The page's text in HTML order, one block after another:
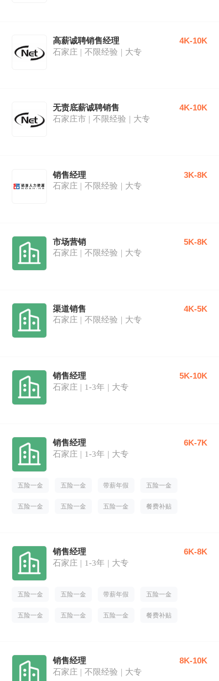
高薪诚聘销售经理
石家庄
不限经验 大专
4K-10K
无责底薪诚聘销售
石家庄市
不限经验 大专
4K-10K
销售经理
石家庄
不限经验 大专
3K-8K
市场营销
石家庄
不限经验 大专
5K-8K
渠道销售
石家庄
不限经验 大专
4K-5K
销售经理
石家庄
1-3年 大专
5K-10K
销售经理
石家庄
1-3年 大专
6K-7K
五险一金 五险一金 带薪年假 五险一金
五险一金 五险一金 五险一金 餐费补贴
销售经理
石家庄
1-3年 大专
6K-8K
五险一金 五险一金 带薪年假 五险一金
五险一金 五险一金 五险一金 餐费补贴
销售经理
石家庄
不限经验 大专
8K-10K